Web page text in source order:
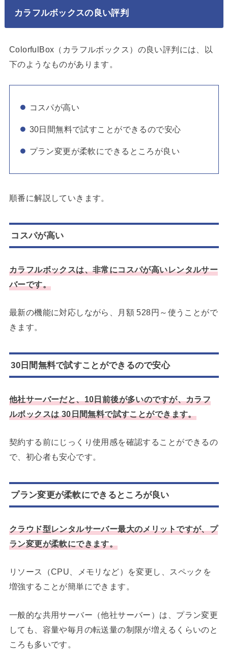
カラフルボックスの良い評判
ColorfulBox（カラフルボックス）の良い評判には、以
下のようなものがあります。
コスパが高い
30日間無料で試すことができるので安心
プラン変更が柔軟にできるところが良い
順番に解説していきます。
コスパが高い
カラフルボックスは、非常にコスパが高いレンタルサー
バーです。
最新の機能に対応しながら、月額 528円～使うことがで
きます。
30日間無料で試すことができるので安心
他社サーバーだと、10日前後が多いのですが、カラフ
ルボックスは 30日間無料で試すことができます。
契約する前にじっくり使用感を確認することができるの
で、初心者も安心です。
プラン変更が柔軟にできるところが良い
クラウド型レンタルサーバー最大のメリットですが、プ
ラン変更が柔軟にできます。
リソース（CPU、メモリなど）を変更し、スペックを
増強することが簡単にできます。
一般的な共用サーバー（他社サーバー）は、プラン変更
しても、容量や毎月の転送量の制限が増えるくらいのと
ころも多いです。